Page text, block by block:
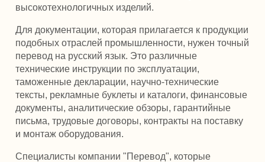
высокотехнологичных изделий.
Для документации, которая прилагается к продукции
подобных отраслей промышленности, нужен точный
перевод на русский язык. Это различные
технические инструкции по эксплуатации,
таможенные декларации, научно-технические
тексты, рекламные буклеты и каталоги, финансовые
документы, аналитические обзоры, гарантийные
письма, трудовые договоры, контракты на поставку
и монтаж оборудования.
Специалисты компании "Перевод", которые